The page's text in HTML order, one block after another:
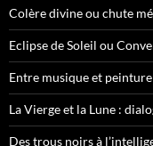
Colère divine ou chute
Eclipse de Soleil ou
Entre musique et
La Vierge et la Lune :
Des trous noirs à